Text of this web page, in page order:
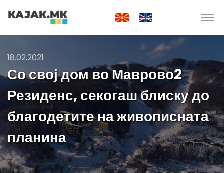
18.02.2021
Со свој дом во Маврово2
Резиденс, секогаш блиску до
благодетите на живописната
планина